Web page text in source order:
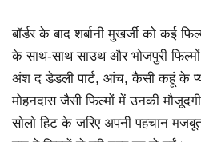
बॉर्डर के बाद शर्बानी मुखर्जी को कई
के साथ-साथ साउथ और भोजपुरी
अंश द डेडली पार्ट, आंच, कैसी कहूं के
मोहनदास जैसी फिल्मों में उनकी
सोलो हिट के जरिए अपनी पहचान